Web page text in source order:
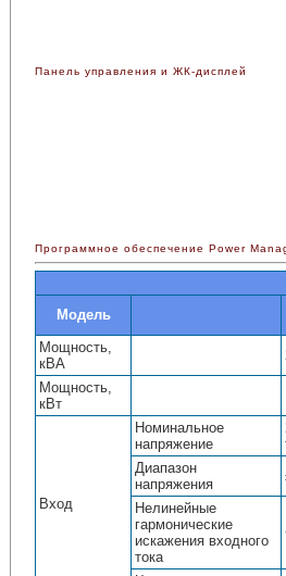
Панель управления и ЖК-дисплей
Программное обеспечение Power
Модель
Мощность,
кВА
Мощность,
кВт
Вход
Номинальное
напряжение
Диапазон
напряжения
Нелинейные
гармонические
искажения входного
тока